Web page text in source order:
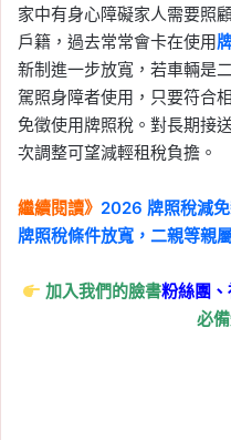
家中有身心障礙家人需要照
戶籍，過去常常會卡在使用
新制進一步放寬，若車輛是
駕照身障者使用，只要符合
免徵使用牌照稅。對長期接
次調整可望減輕租稅負擔。
繼續閱讀》 2026 牌照稅減
牌照稅條件放寬，二親等親
加入我們的臉書粉絲團、
必